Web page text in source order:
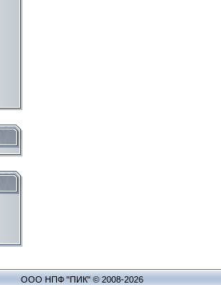
ООО НПФ "ПИК" © 2008-2026